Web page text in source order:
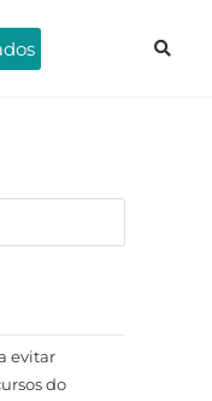
evitar
do